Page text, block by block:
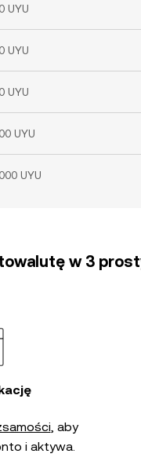
UYU
UYU
UYU
UYU
UYU
w 3
, aby
i aktywa.